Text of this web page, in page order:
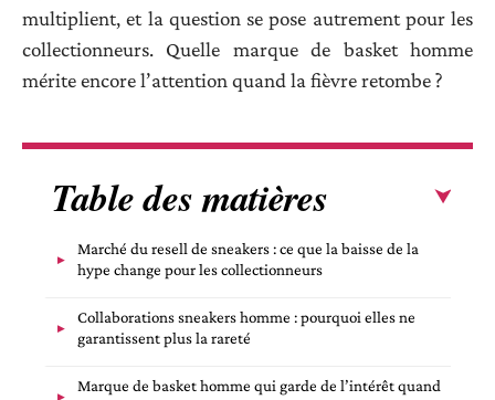
multiplient, et la question se pose autrement pour les
collectionneurs. Quelle marque de basket homme
mérite encore l’attention quand la fièvre retombe ?
Table des matières
Marché du resell de sneakers : ce que la baisse de la
hype change pour les collectionneurs
Collaborations sneakers homme : pourquoi elles ne
garantissent plus la rareté
Marque de basket homme qui garde de l’intérêt quand